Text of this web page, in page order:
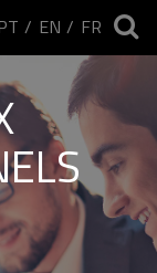
EN FR